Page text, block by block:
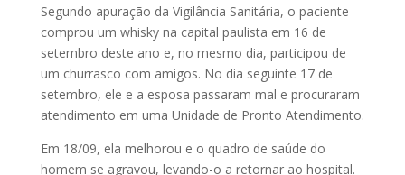
Segundo apuração da Vigilância Sanitária, o paciente
comprou um whisky na capital paulista em 16 de
setembro deste ano e, no mesmo dia, participou de
um churrasco com amigos. No dia seguinte 17 de
setembro, ele e a esposa passaram mal e procuraram
atendimento em uma Unidade de Pronto Atendimento.
Em 18/09, ela melhorou e o quadro de saúde do
homem se agravou, levando-o a retornar ao hospital.